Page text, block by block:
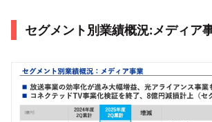
セグメント別業績概況:メディア